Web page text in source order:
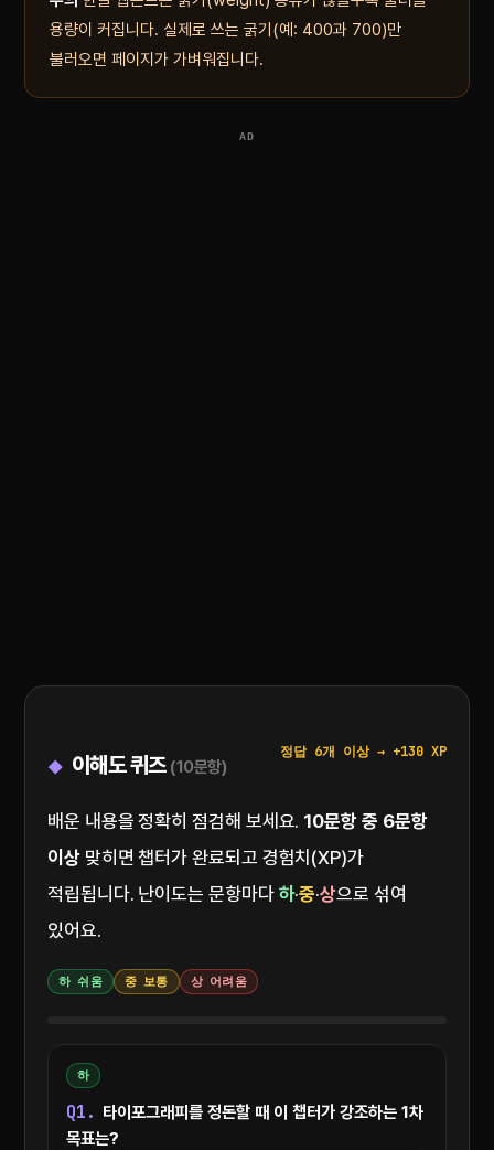
용량이 커집니다. 실제로 쓰는 굵기(예: 400과 700)만
불러오면 페이지가 가벼워집니다.
AD
이해도 퀴즈 (10문항)
정답 6개 이상 → +130 XP
배운 내용을 정확히 점검해 보세요. 10문항 중 6문항
이상맞히면 챕터가 완료되고 경험치(XP)가
적립됩니다. 난이도는 문항마다 하·중·상으로 섞여
있어요.
하 쉬움 중 보통 상 어려움
하
Q1. 타이포그래피를 정돈할 때 이 챕터가 강조하는 1차
목표는?